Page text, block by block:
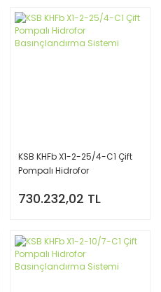
KSB KHFb X1-2-25/4-C1 Çift
Pompalı Hidrofor
730.232,02 TL